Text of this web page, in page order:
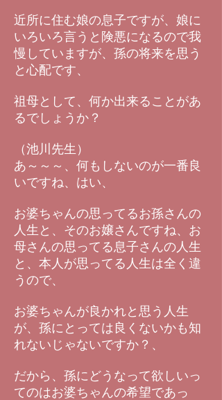
近所に住む娘の息子ですが、娘に
いろいろ言うと険悪になるので我
慢していますが、孫の将来を思う
と心配です、
祖母として、何か出来ることがあ
るでしょうか？
（池川先生）
あ～～～、何もしないのが一番良
いですね、はい、
お婆ちゃんの思ってるお孫さんの
人生と、そのお嬢さんですね、お
母さんの思ってる息子さんの人生
と、本人が思ってる人生は全く違
うので、
お婆ちゃんが良かれと思う人生
が、孫にとっては良くないかも知
れないじゃないですか？、
だから、孫にどうなって欲しいっ
てのはお婆ちゃんの希望であっ